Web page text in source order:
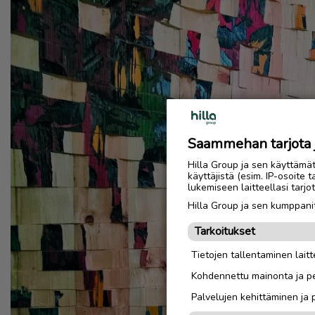
Saammehan
Hilla Group ja sen
käyttäjistä (esim. IP-osoite
lukemiseen laitteellasi
Hilla Group ja sen
Tarkoitukset
Tietojen tallentaminen
Kohdennettu mainonta ja
Palvelujen kehittäminen ja